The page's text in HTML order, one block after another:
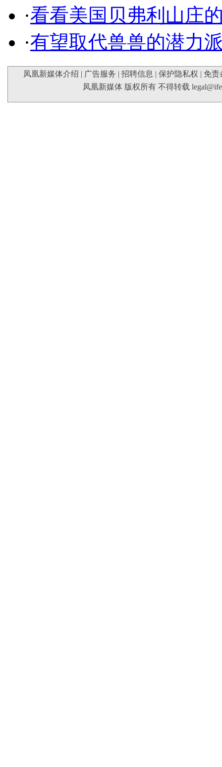
·看看美国贝弗利山庄
·有望取代兽兽的潜力
凤凰新媒体介绍 | 广告服务 | 招聘信息 | 保护隐私权 | 免责
凤凰新媒体 版权所有 不得转载